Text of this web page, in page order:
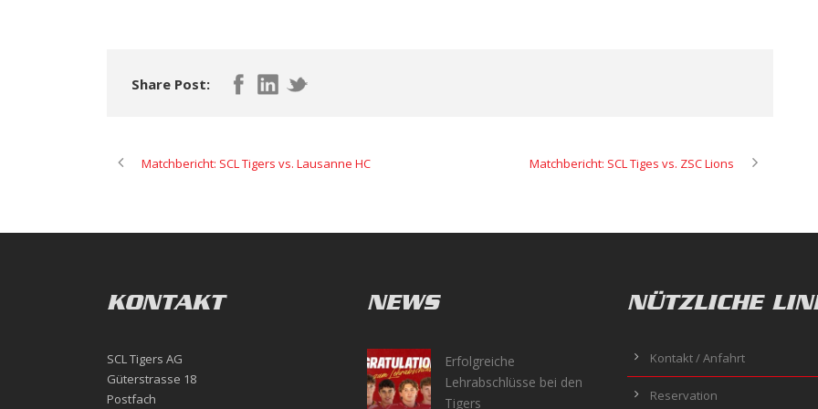
Share Post:
Matchbericht: SCL Tigers vs. Lausanne HC Matchbericht: SCL Tiges vs. ZSC Lions
KONTAKT
SCL Tigers AG
Güterstrasse 18
Postfach
NEWS
Erfolgreiche
Lehrabschlüsse bei den
Tigers
NÜTZLICHE
Kontakt / Anfahrt
Reservation